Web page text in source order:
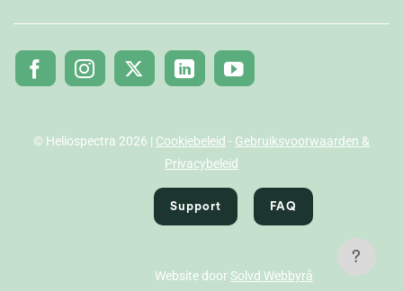
?
© Heliospectra 2026 | Cookiebeleid - Gebruiksvoorwaarden &
Privacybeleid
Support FAQ
Website door Solvd Webbyrå